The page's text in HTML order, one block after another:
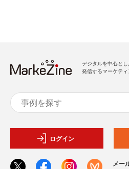
デジタルを中心と
発信するマーケティ
ログイン
メー